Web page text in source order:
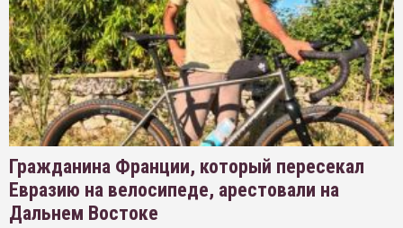
Гражданина Франции, который пересекал
Евразию на велосипеде, арестовали на
Дальнем Востоке